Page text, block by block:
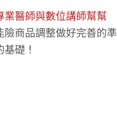
醫師與數位講師幫幫
險商品調整做好完善的準
礎！